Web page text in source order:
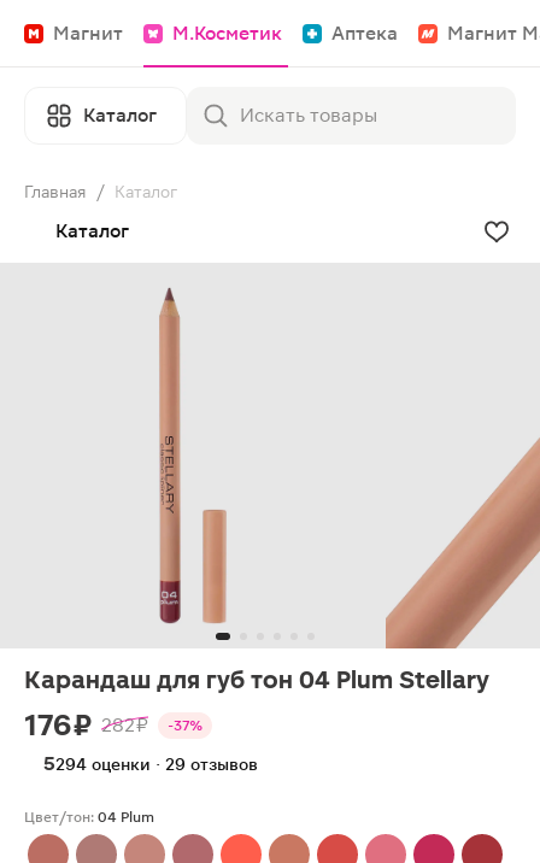
Магнит М.Косметик Аптека Магнит
Каталог
Главная / Каталог
Каталог
Карандаш для губ тон 04 Plum Stellary
176 ₽ 282 ₽ -37%
5294 оценки · 29 отзывов
Цвет/тон: 04 Plum